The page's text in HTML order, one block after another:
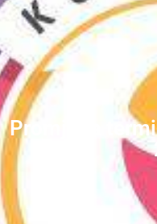
Promjena